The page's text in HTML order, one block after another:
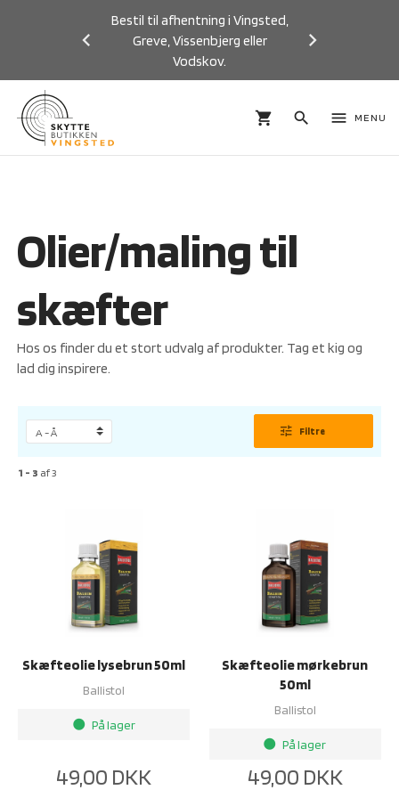
Bestil til afhentning i Vingsted,
Greve, Vissenbjerg eller
Vodskov.
Previous
shopping_cart search menu MENU
Olier/maling til
skæfter
Hos os finder du et stort udvalg af produkter. Tag et kig og
lad dig inspirere.
tune Filtre
1 - 3 af3
Skæfteolie lysebrun 50ml
Ballistol
brightness_1 På lager
49,00 DKK
Skæfteolie mørkebrun
50ml
Ballistol
brightness_1 På lager
49,00 DKK